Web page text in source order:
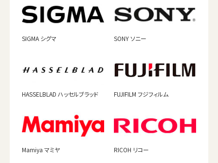
SIGMA シグマ SONY ソニー
HASSELBLAD ハッセルブラッド FUJIFILM フジフィルム
Mamiya マミヤ RICOH リコー